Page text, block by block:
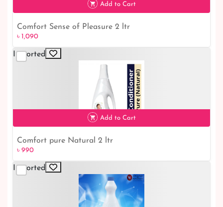
৳ 1,090
Add to Cart
Comfort Sense of Pleasure 2 ltr
৳ 1,090
Imported
৳ 990
Add to Cart
Comfort pure Natural 2 ltr
৳ 990
Imported